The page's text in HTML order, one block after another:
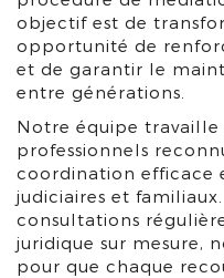
objectif est de
opportunité de
et de garantir le
entre générations.
Notre équipe travaille
professionnels
coordination efficace
judiciaires et
consultations
juridique sur mesure,
pour que chaque